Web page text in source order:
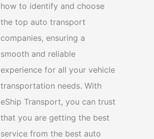
how to identify and choose
the top auto transport
companies, ensuring a
smooth and reliable
experience for all your vehicle
transportation needs. With
eShip Transport, you can trust
that you are getting the best
service from the best auto